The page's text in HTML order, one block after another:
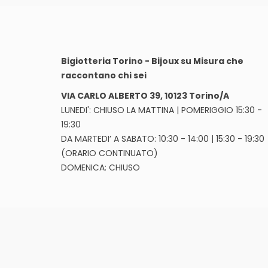
Bigiotteria Torino - Bijoux su Misura che
raccontano chi sei
VIA CARLO ALBERTO 39, 10123 Torino/A
LUNEDI': CHIUSO LA MATTINA | POMERIGGIO 15:30 -
19:30
DA MARTEDI’ A SABATO: 10:30 - 14:00 | 15:30 - 19:30
(ORARIO CONTINUATO)
DOMENICA: CHIUSO